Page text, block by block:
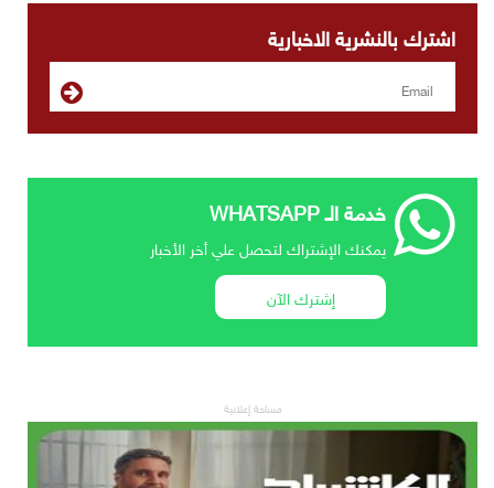
اشترك بالنشرية الاخبارية
خدمة الـ WHATSAPP
يمكنك الإشتراك لتحصل علي أخر الأخبار
إشترك الآن
مساحة إعلانية